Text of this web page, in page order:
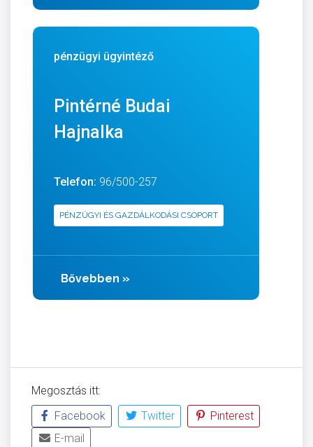
pénzügyi ügyintéző
Pintérné Budai
Hajnalka
Telefon: 96/500-257
PÉNZÜGYI ÉS GAZDÁLKODÁSI CSOPORT
Bővebben »
Megosztás itt:
Facebook
Twitter
Pinterest
E-mail